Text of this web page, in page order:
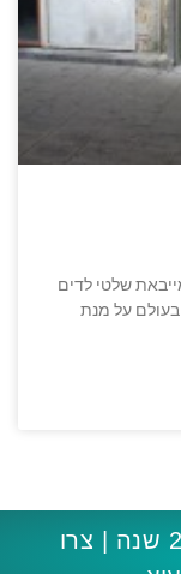
שלטי לדים
בעולם על מנת
'מנורץ' מומחי תאורה מעל 25 שנה | צרו